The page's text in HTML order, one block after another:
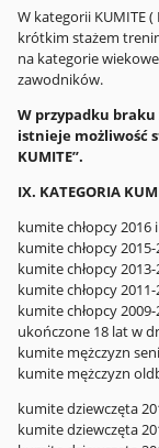
W kategorii KUMITE (
krótkim stażem
na kategorie
zawodników.
W przypadku braku
istnieje możliwość
KUMITE”.
IX. KATEGORIA
kumite chłopcy 2016
kumite chłopcy
kumite chłopcy
kumite chłopcy
kumite chłopcy
ukończone 18 lat w
kumite mężczyzn
kumite mężczyzn
kumite dziewczęta
kumite dziewczęta